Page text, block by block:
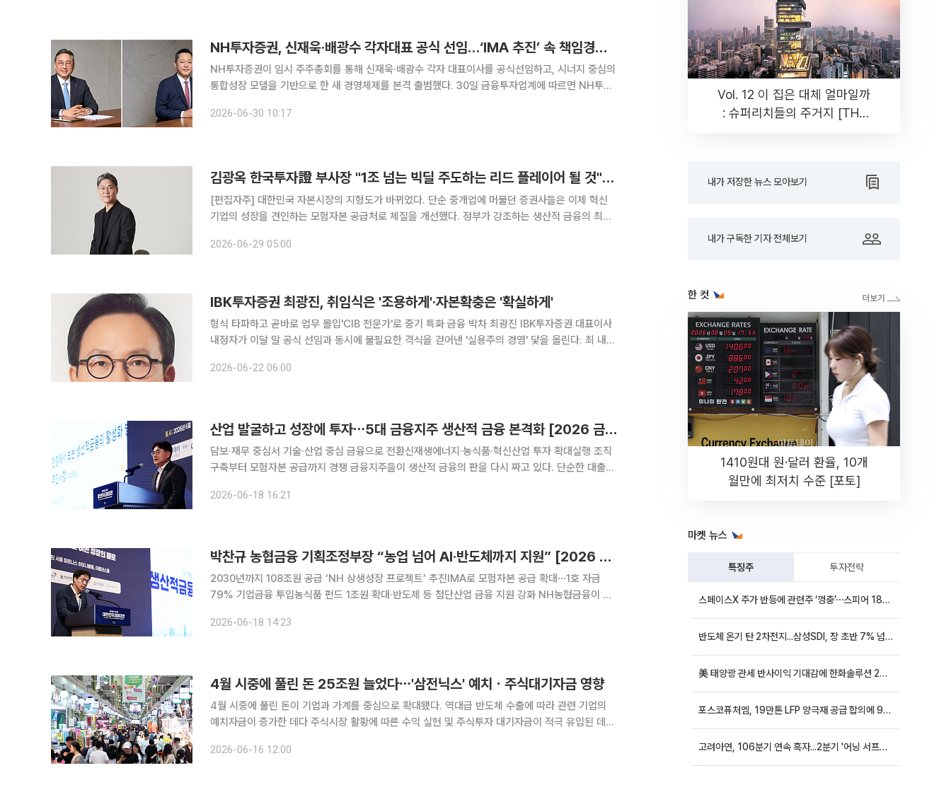
NH투자증권, 신재욱·배광수 각자대표 공식 선임…‘IMA 추진’ 속 책임경영 강화
NH투자증권이 임시 주주총회를 통해 신재욱·배광수 각자 대표이사를 공식선임하고, 시너지 중심의
통합성장 모델을 기반으로 한 새 경영체제를 본격 출범했다. 30일 금융투자업계에 따르면 NH투자
배광수 각자 대표 선임 안건을 최종 확정했다. 이에 따라 NH투자증권은
2026-06-30 10:17
김광옥 한국투자證 부사장 "1조 넘는 빅딜 주도하는 리드 플레이어 될 것" [커버리지, 기업을 잡는 손]①
[편집자주] 대한민국 자본시장의 지형도가 바뀌었다. 단순 중개업에 머물던 증권사들은 이제 혁신
기업의 성장을 견인하는 모험자본 공급처로 체질을 개선했다. 정부가 강조하는 생산적 금융의 최전
잡는 손' 기획을 통해 주요 증권사들의 IB 수장들을 만나, IB 강
2026-06-29 05:00
IBK투자증권 최광진, 취임식은 '조용하게'·자본확충은 '확실하게'
형식 타파하고 곧바로 업무 몰입'CIB 전문가'로 중기 특화 금융 박차 최광진 IBK투자증권 대표이사
내정자가 이달 말 공식 선임과 동시에 불필요한 격식을 걷어낸 '실용주의 경영' 닻을 올린다. 최 내정
확충과 친정인 IBK기업은행과의 시너지를 통한 중소기업
2026-06-22 06:00
산업 발굴하고 성장에 투자⋯5대 금융지주 생산적 금융 본격화 [2026 금융대전]
담보·재무 중심서 기술·산업 중심 금융으로 전환신재생에너지·농식품·혁신산업 투자 확대실행 조직
구축부터 모험자본 공급까지 경쟁 금융지주들이 생산적 금융의 판을 다시 짜고 있다. 단순한 대출
융지주별 차별화 전략이 성과를 내기 시작하면서 생산적 금융 경쟁도 한층
2026-06-18 16:21
박찬규 농협금융 기획조정부장 “농업 넘어 AI·반도체까지 지원” [2026 금융대전]
2030년까지 108조원 공급 ‘NH 상생성장 프로젝트’ 추진IMA로 모험자본 공급 확대⋯1호 자금
79% 기업금융 투입농식품 펀드 1조원 확대·반도체 등 첨단산업 금융 지원 강화 NH농협금융이 향
식품 중심 금융을 넘어 인공지능(AI), 반도체 등 첨단산
2026-06-18 14:23
4월 시중에 풀린 돈 25조원 늘었다⋯'삼전닉스' 예치ㆍ주식대기자금 영향
4월 시중에 풀린 돈이 기업과 가계를 중심으로 확대됐다. 역대급 반도체 수출에 따라 관련 기업의
예치자금이 증가한 데다 주식시장 활황에 따른 수익 실현 및 주식투자 대기자금이 적극 유입된 데
한 달 간 M2(광의통화, 계절조정, 평잔) 규모는 415
2026-06-16 12:00
Vol. 12 이 집은 대체 얼마일까
: 슈퍼리치들의 주거지 [THE
내가 저장한 뉴스 모아보기
내가 구독한 기자 전체보기
한 컷
1410원대 원·달러 환율, 10개
월만에 최저치 수준 [포토]
마켓 뉴스
특징주 투자전략
스페이스X 주가 반등에 관련주 ‘껑충’⋯스피어 18%ㆍ에이치브이엠 12%↑
반도체 온기 탄 2차전지...삼성SDI, 장 초반 7% 넘게 껑충
美 태양광 관세 반사이익 기대감에 한화솔루션 20%대·OCI홀딩스 14%대 급등
포스코퓨처엠, 19만톤 LFP 양극재 공급 합의에 9%대 강세
고려아연, 106분기 연속 흑자...2분기 '어닝 서프라이즈'에 장 초반 12%대 강세